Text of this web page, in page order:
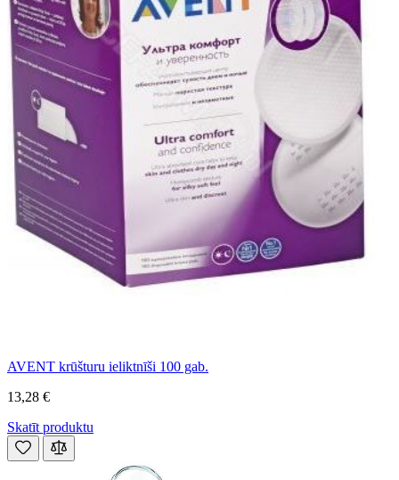
AVENT krūšturu ieliktnīši 100 gab.
13,28 €
Skatīt produktu